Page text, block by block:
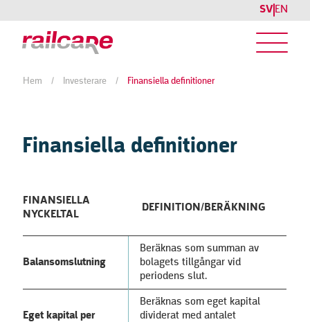
SV EN
Hem / Investerare / Finansiella definitioner
Finansiella definitioner
FINANSIELLA
NYCKELTAL
DEFINITION/BERÄKNING
Balansomslutning
Beräknas som summan av
bolagets tillgångar vid
periodens slut.
Eget kapital per
Beräknas som eget kapital
dividerat med antalet